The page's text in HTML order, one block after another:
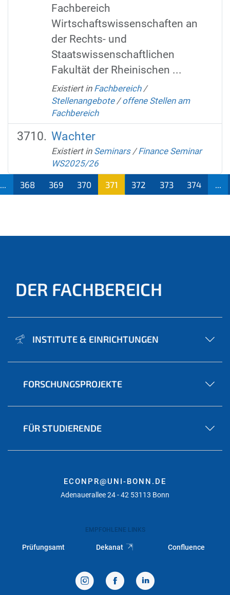
Fachbereich
Wirtschaftswissenschaften an
der Rechts- und
Staatswissenschaftlichen
Fakultät der Rheinischen ...
Existiert in Fachbereich /
Stellenangebote /offene Stellen am
Fachbereich
Wachter
Existiert in Seminars /Finance Seminar
WS2025/26
368 369 370
371
372 373 374
DER FACHBEREICH
INSTITUTE & EINRICHTUNGEN
FORSCHUNGSPROJEKTE
FÜR STUDIERENDE
ECONPR@UNI-BONN.DE
Adenauerallee 24 - 42 53113 Bonn
EMPFOHLENE LINKS
Prüfungsamt Dekanat Confluence